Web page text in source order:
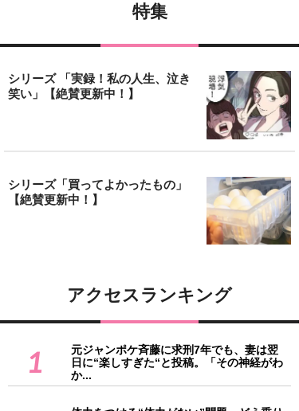
特集
シリーズ 「実録！私の人生、泣き
笑い」【絶賛更新中！】
シリーズ「買ってよかったもの」
【絶賛更新中！】
アクセスランキング
1
元ジャンポケ斉藤に求刑7年でも、妻は翌
日に“楽しすぎた“と投稿。「その神経がわ
か...